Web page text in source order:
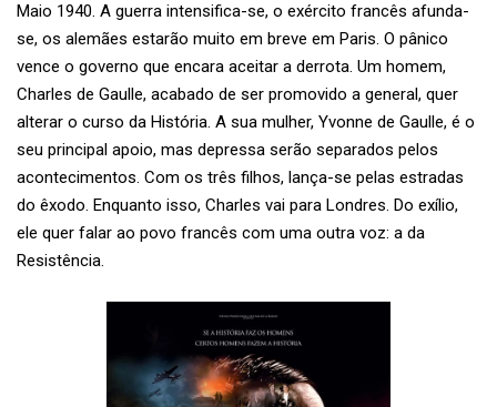
Maio 1940. A guerra intensifica-se, o exército francês afunda-
se, os alemães estarão muito em breve em Paris. O pânico
vence o governo que encara aceitar a derrota. Um homem,
Charles de Gaulle, acabado de ser promovido a general, quer
alterar o curso da História. A sua mulher, Yvonne de Gaulle, é o
seu principal apoio, mas depressa serão separados pelos
acontecimentos. Com os três filhos, lança-se pelas estradas
do êxodo. Enquanto isso, Charles vai para Londres. Do exílio,
ele quer falar ao povo francês com uma outra voz: a da
Resistência.